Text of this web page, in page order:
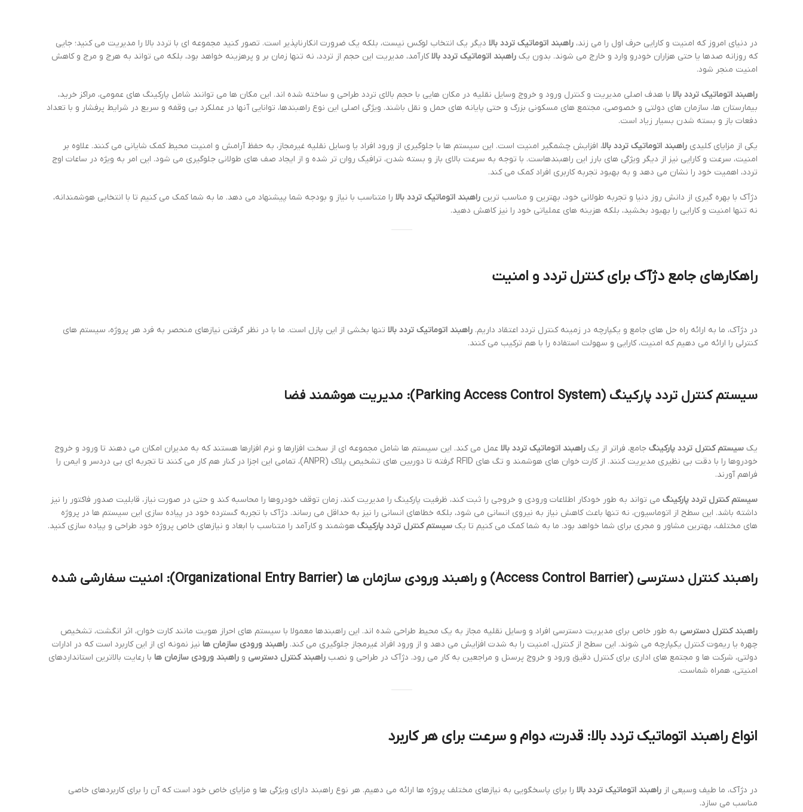
در دنیای امروز که امنیت و کارایی حرف اول را می زند، راهبند اتوماتیک تردد بالا دیگر یک انتخاب لوکس نیست، بلکه یک ضرورت انکارناپذیر است. تصور کنید مجموعه ای با تردد بالا را مدیریت می کنید؛ جایی
که روزانه صدها یا حتی هزاران خودرو وارد و خارج می شوند. بدون یک راهبند اتوماتیک تردد بالاکارآمد، مدیریت این حجم از تردد، نه تنها زمان بر و پرهزینه خواهد بود، بلکه می تواند به هرج و مرج و کاهش
امنیت منجر شود.
راهبند اتوماتیک تردد بالا با هدف اصلی مدیریت و کنترل ورود و خروج وسایل نقلیه در مکان هایی با حجم بالای تردد طراحی و ساخته شده اند. این مکان ها می توانند شامل پارکینگ های عمومی، مراکز خرید،
بیمارستان ها، سازمان های دولتی و خصوصی، مجتمع های مسکونی بزرگ و حتی پایانه های حمل و نقل باشند. ویژگی اصلی این نوع راهبندها، توانایی آنها در عملکرد بی وقفه و سریع در شرایط پرفشار و با تعداد
دفعات باز و بسته شدن بسیار زیاد است.
یکی از مزایای کلیدی راهبند اتوماتیک تردد بالا، افزایش چشمگیر امنیت است. این سیستم ها با جلوگیری از ورود افراد یا وسایل نقلیه غیرمجاز، به حفظ آرامش و امنیت محیط کمک شایانی می کنند. علاوه بر
امنیت، سرعت و کارایی نیز از دیگر ویژگی های بارز این راهبندهاست. با توجه به سرعت بالای باز و بسته شدن، ترافیک روان تر شده و از ایجاد صف های طولانی جلوگیری می شود. این امر به ویژه در ساعات اوج
تردد، اهمیت خود را نشان می دهد و به بهبود تجربه کاربری افراد کمک می کند.
دژآک با بهره گیری از دانش روز دنیا و تجربه طولانی خود، بهترین و مناسب ترین راهبند اتوماتیک تردد بالا را متناسب با نیاز و بودجه شما پیشنهاد می دهد. ما به شما کمک می کنیم تا با انتخابی هوشمندانه،
نه تنها امنیت و کارایی را بهبود بخشید، بلکه هزینه های عملیاتی خود را نیز کاهش دهید.
راهکارهای جامع دژآک برای کنترل تردد و امنیت
در دژآک، ما به ارائه راه حل های جامع و یکپارچه در زمینه کنترل تردد اعتقاد داریم. راهبند اتوماتیک تردد بالا تنها بخشی از این پازل است. ما با در نظر گرفتن نیازهای منحصر به فرد هر پروژه، سیستم های
کنترلی را ارائه می دهیم که امنیت، کارایی و سهولت استفاده را با هم ترکیب می کنند.
سیستم کنترل تردد پارکینگ (
Parking Access Control System): مدیریت هوشمند فضا
یک سیستم کنترل تردد پارکینگ جامع، فراتر از یک راهبند اتوماتیک تردد بالا عمل می کند. این سیستم ها شامل مجموعه ای از سخت افزارها و نرم افزارها هستند که به مدیران امکان می دهند تا ورود و خروج
خودروها را با دقت بی نظیری مدیریت کنند. از کارت خوان های هوشمند و تگ های RFID گرفته تا دوربین های تشخیص پلاک (ANPR)، تمامی این اجزا در کنار هم کار می کنند تا تجربه ای بی دردسر و ایمن را
فراهم آورند.
سیستم کنترل تردد پارکینگ می تواند به طور خودکار اطلاعات ورودی و خروجی را ثبت کند، ظرفیت پارکینگ را مدیریت کند، زمان توقف خودروها را محاسبه کند و حتی در صورت نیاز، قابلیت صدور فاکتور را نیز
داشته باشد. این سطح از اتوماسیون، نه تنها باعث کاهش نیاز به نیروی انسانی می شود، بلکه خطاهای انسانی را نیز به حداقل می رساند. دژآک با تجربه گسترده خود در پیاده سازی این سیستم ها در پروژه
های مختلف، بهترین مشاور و مجری برای شما خواهد بود. ما به شما کمک می کنیم تا یک سیستم کنترل تردد پارکینگ هوشمند و کارآمد را متناسب با ابعاد و نیازهای خاص پروژه خود طراحی و پیاده سازی کنید.
راهبند کنترل دسترسی (
Access Control Barrier) و راهبند ورودی سازمان ها (
Organizational Entry Barrier): امنیت سفارشی شده
راهبند کنترل دسترسی به طور خاص برای مدیریت دسترسی افراد و وسایل نقلیه مجاز به یک محیط طراحی شده اند. این راهبندها معمولا با سیستم های احراز هویت مانند کارت خوان، اثر انگشت، تشخیص
چهره یا ریموت کنترل یکپارچه می شوند. این سطح از کنترل، امنیت را به شدت افزایش می دهد و از ورود افراد غیرمجاز جلوگیری می کند. راهبند ورودی سازمان ها نیز نمونه ای از این کاربرد است که در ادارات
دولتی، شرکت ها و مجتمع های اداری برای کنترل دقیق ورود و خروج پرسنل و مراجعین به کار می رود. دژآک در طراحی و نصب راهبند کنترل دسترسی و راهبند ورودی سازمان ها با رعایت بالاترین استانداردهای
امنیتی، همراه شماست.
انواع راهبند اتوماتیک تردد بالا: قدرت، دوام و سرعت برای هر کاربرد
در دژآک، ما طیف وسیعی از راهبند اتوماتیک تردد بالا را برای پاسخگویی به نیازهای مختلف پروژه ها ارائه می دهیم. هر نوع راهبند دارای ویژگی ها و مزایای خاص خود است که آن را برای کاربردهای خاصی
مناسب می سازد.